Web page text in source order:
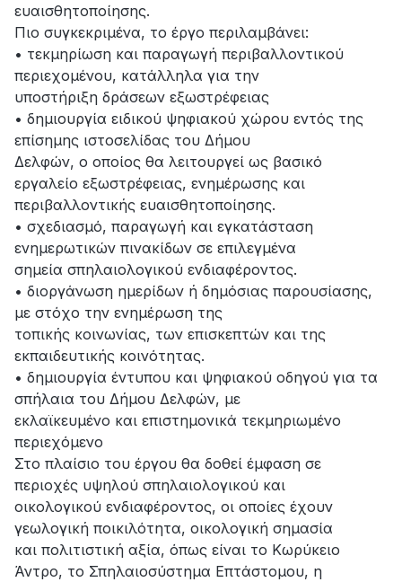
ευαισθητοποίησης.
Πιο συγκεκριμένα, το έργο περιλαμβάνει:
• τεκμηρίωση και παραγωγή περιβαλλοντικού
περιεχομένου, κατάλληλα για την
υποστήριξη δράσεων εξωστρέφειας
• δημιουργία ειδικού ψηφιακού χώρου εντός της
επίσημης ιστοσελίδας του Δήμου
Δελφών, ο οποίος θα λειτουργεί ως βασικό
εργαλείο εξωστρέφειας, ενημέρωσης και
περιβαλλοντικής ευαισθητοποίησης.
• σχεδιασμό, παραγωγή και εγκατάσταση
ενημερωτικών πινακίδων σε επιλεγμένα
σημεία σπηλαιολογικού ενδιαφέροντος.
• διοργάνωση ημερίδων ή δημόσιας παρουσίασης,
με στόχο την ενημέρωση της
τοπικής κοινωνίας, των επισκεπτών και της
εκπαιδευτικής κοινότητας.
• δημιουργία έντυπου και ψηφιακού οδηγού για τα
σπήλαια του Δήμου Δελφών, με
εκλαϊκευμένο και επιστημονικά τεκμηριωμένο
περιεχόμενο
Στο πλαίσιο του έργου θα δοθεί έμφαση σε
περιοχές υψηλού σπηλαιολογικού και
οικολογικού ενδιαφέροντος, οι οποίες έχουν
γεωλογική ποικιλότητα, οικολογική σημασία
και πολιτιστική αξία, όπως είναι το Κωρύκειο
Άντρο, το Σπηλαιοσύστημα Επτάστομου, η